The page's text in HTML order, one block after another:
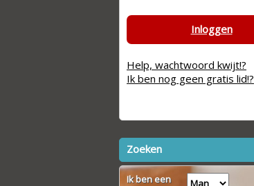
Inloggen
Help, wachtwoord kwijt!?
Ik ben nog geen gratis lid!?
Zoeken
Ik ben een